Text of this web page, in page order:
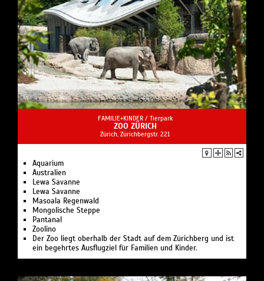
FAMILIE+KINDER / Tierpark
ZOO ZÜRICH
Zürich, Zürichbergstr. 221
Aquarium
Australien
Lewa Savanne
Lewa Savanne
Masoala Regenwald
Mongolische Steppe
Pantanal
Zoolino
Der Zoo liegt oberhalb der Stadt auf dem Zürichberg und ist
ein begehrtes Ausflugziel für Familien und Kinder.